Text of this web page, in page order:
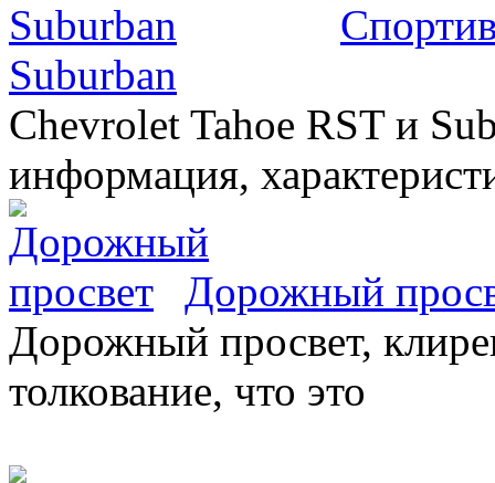
Suburban
Chevrolet Tahoe RST и
информация,
Дорожный
Дорожный просвет,
толкование, что это